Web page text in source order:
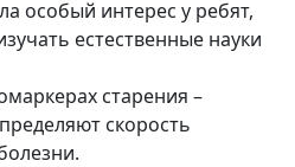
особый интерес у ребят,
естественные науки
старения –
скорость